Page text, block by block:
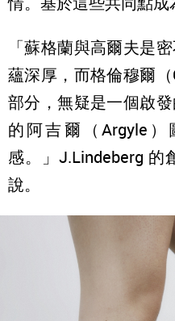
「蘇格蘭與高爾夫是
蘊深厚，而格倫穆爾
部分，無疑是一個啟
的阿吉爾（Argyle
感。」J.Lindeberg 的
說。